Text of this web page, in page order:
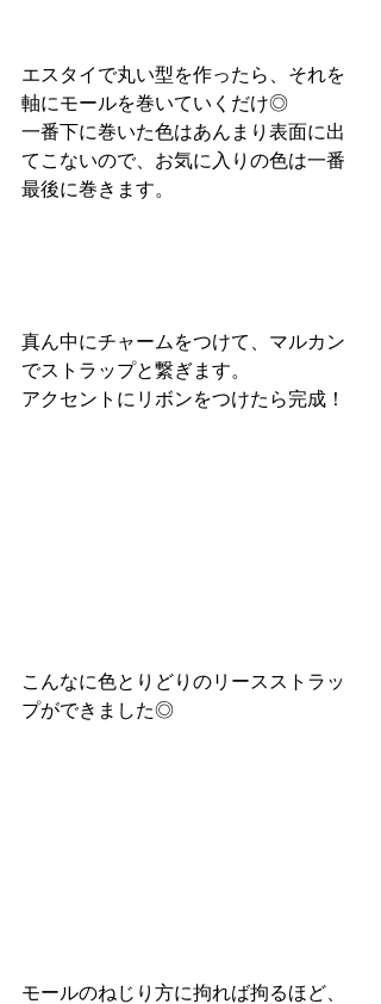
エスタイで丸い型を作ったら、それを
軸にモールを巻いていくだけ◎
一番下に巻いた色はあんまり表面に出
てこないので、お気に入りの色は一番
最後に巻きます。
真ん中にチャームをつけて、マルカン
でストラップと繋ぎます。
アクセントにリボンをつけたら完成！
こんなに色とりどりのリースストラッ
プができました◎
モールのねじり方に拘れば拘るほど、